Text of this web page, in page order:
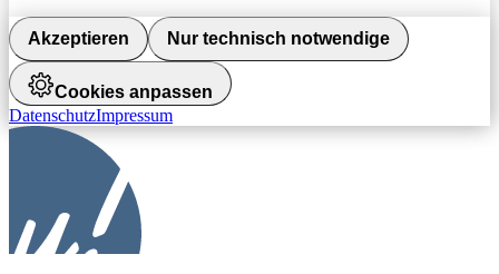
Akzeptieren Nur technisch notwendige
Cookies anpassen
DatenschutzImpressum